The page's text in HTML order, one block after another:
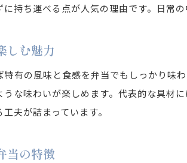
忙しい日にも最
沖縄そば弁当を
副菜の選び方
持ち運べる点が人気の理由です。日常
しむ魅力
有の風味と食感を弁当でもしっかり味
な味わいが楽しめます。代表的な具材
夫が詰まっています。
当の特徴